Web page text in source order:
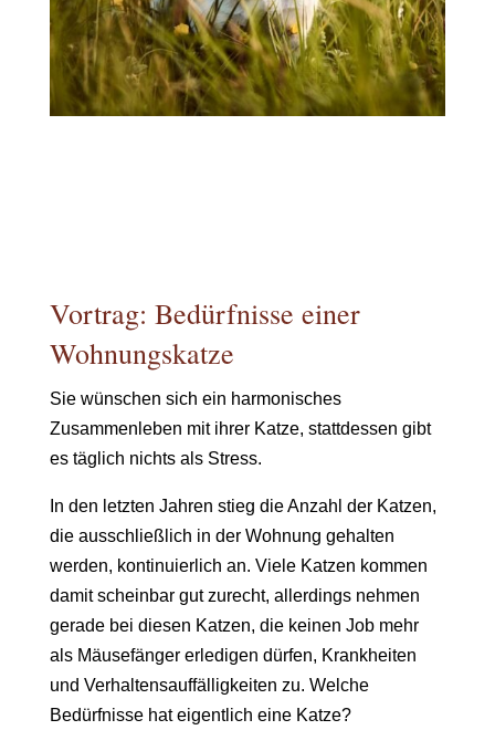
Vortrag: Bedürfnisse einer
Wohnungskatze
Sie wünschen sich ein harmonisches
Zusammenleben mit ihrer Katze, stattdessen gibt
es täglich nichts als Stress.
In den letzten Jahren stieg die Anzahl der Katzen,
die ausschließlich in der Wohnung gehalten
werden, kontinuierlich an. Viele Katzen kommen
damit scheinbar gut zurecht, allerdings nehmen
gerade bei diesen Katzen, die keinen Job mehr
als Mäusefänger erledigen dürfen, Krankheiten
und Verhaltensauffälligkeiten zu. Welche
Bedürfnisse hat eigentlich eine Katze?